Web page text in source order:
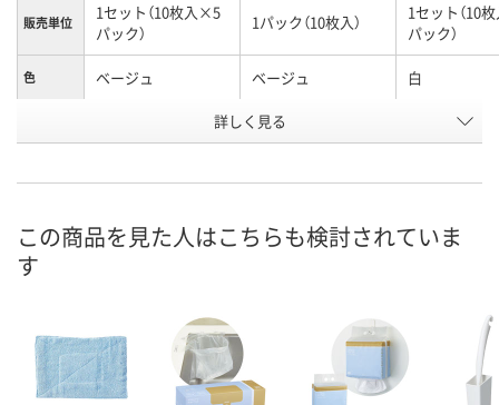
販売単位
1セット（10枚入×5
パック）
1パック（10枚入）
1セット（10
パック）
色 ベージュ ベージュ 白
200×300mm±10m
m
200×300mm±10m
m
m
お申込番
在庫 あり あり あり
数量
カゴへ カゴへ カ
詳しく見る
この商品を見た人はこちらも検討されていま
す